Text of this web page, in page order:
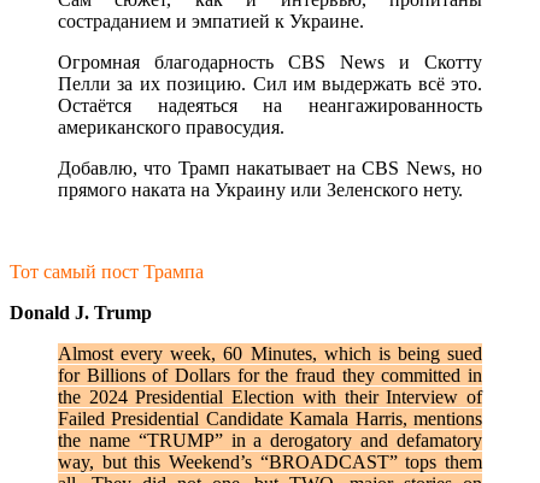
состраданием и эмпатией к Украине.
Огромная благодарность CBS News и Скотту
Пелли за их позицию. Сил им выдержать всё это.
Остаётся надеяться на неангажированность
американского правосудия.
Добавлю, что Трамп накатывает на CBS News, но
прямого наката на Украину или Зеленского нету.
Тот самый пост Трампа
Donald J. Trump
Almost every week, 60 Minutes, which is being sued
for Billions of Dollars for the fraud they committed in
the 2024 Presidential Election with their Interview of
Failed Presidential Candidate Kamala Harris, mentions
the name “TRUMP” in a derogatory and defamatory
way, but this Weekend’s “BROADCAST” tops them